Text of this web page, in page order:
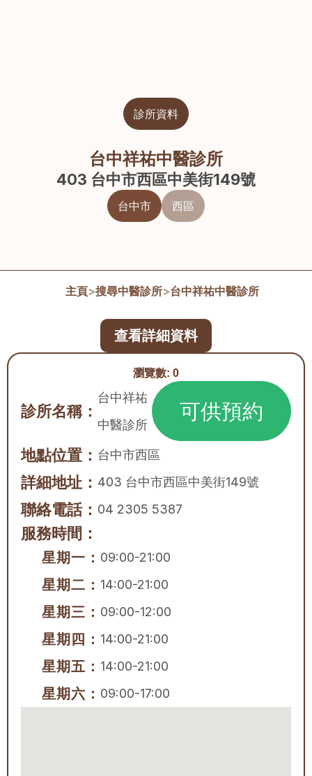
診所資料
台中祥祐中醫診所
403 台中市西區中美街149號
台中市 西區
主頁>搜尋中醫診所>台中祥祐中醫診所
瀏覽數: 0
診所名稱：
台中祥祐
中醫診所
可供預約
地點位置： 台中市西區
詳細地址： 403 台中市西區中美街149號
聯絡電話： 04 2305 5387
服務時間：
星期一： 09:00-21:00
星期二： 14:00-21:00
星期三： 09:00-12:00
星期四： 14:00-21:00
星期五： 14:00-21:00
星期六： 09:00-17:00
查看詳細資料